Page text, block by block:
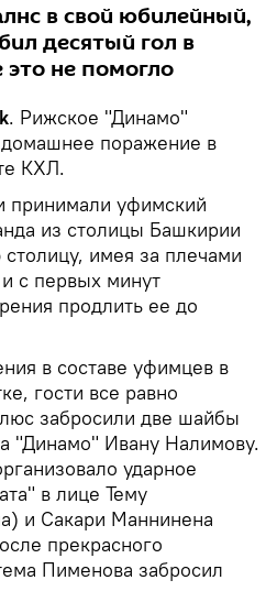
в свой юбилейный,
десятый гол в
это не помогло
. Рижское "Динамо"
поражение в
КХЛ.
принимали уфимский
из столицы Башкирии
имея за плечами
с первых минут
продлить ее до
в составе уфимцев в
гости все равно
забросили две шайбы
"Динамо" Ивану Налимову.
ударное
в лице Тему
и Сакари Маннинена
прекрасного
Пименова забросил